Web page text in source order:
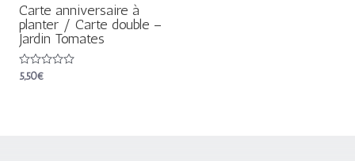
Carte anniversaire à
planter / Carte double –
Jardin Tomates
Note
5,50€